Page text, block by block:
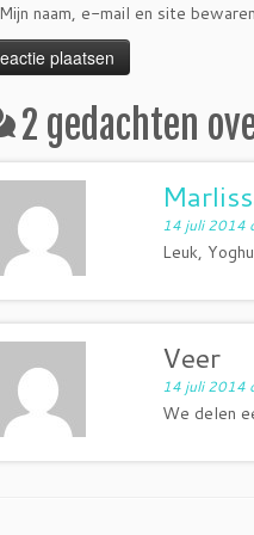
Mijn naam, e-mail en site
2 gedachten
14 juli 2014
Leuk,
Veer
14 juli 2014
We delen